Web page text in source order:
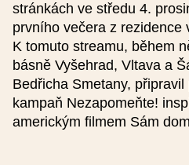
stránkách ve středu 4.
prvního večera z rezidence
K tomuto streamu, během
básně Vyšehrad, Vltava a
Bedřicha Smetany,
kampaň Nezapomeňte!
americkým filmem Sám
Název události (anglicky)
Datum od